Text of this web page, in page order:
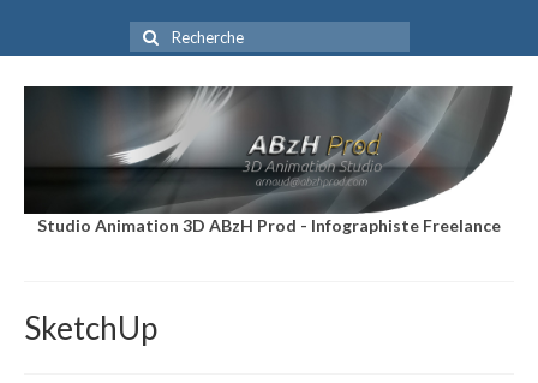
Rechercher
:
Studio Animation 3D ABzH Prod - Infographiste Freelance
SketchUp